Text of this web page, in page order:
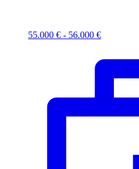
55.000 € - 56.000 €